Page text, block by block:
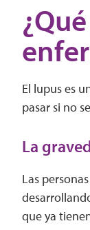
El lupus es
pasar si no
La
Las
que ya